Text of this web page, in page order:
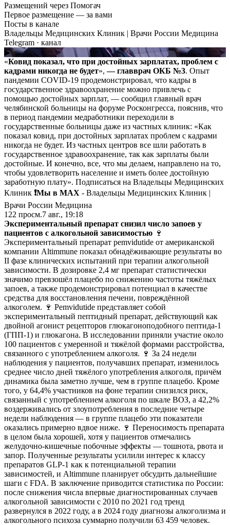
Размещений через Помогач
Первое размещение — за вами
Посты в канале
Владельцы Медицинских Клиник | Врачи России Медицина
Telegram · канал
▶
«Ковид показал, что при достойных зарплатах, проблем с
кадрами никогда не будет»,— главврач ОКБ №3. Опыт
пандемии COVID-19 продемонстрировал, что кадры в
государственное здравоохранение можно привлечь с
помощью достойных зарплат, — сообщил главный врач
челябинской больницы на форуме Росконгресса, пояснив, что
в период пандемии медработники переходили в
государственные больницы даже из частных клиник: «Как
показал ковид, при достойных зарплатах проблем с кадрами
никогда не будет. Из частных центров все шли работать в
государственное здравоохранение, так как зарплаты были
достойные. И конечно, все, что мы делаем, направлено на то,
чтобы удовлетворить население и иметь более достойную
заработную плату». Подписаться на Владельцы Медицинских
Клиник ❗️Мы в MAX - Владельцы Медицинских Клиник |
Врачи России Медицина
122 просм.7 авг., 19:18
Экспериментальный препарат снизил число запоев у
пациентов с алкогольной зависимостью 🍷
Экспериментальный препарат pemvidutide от американской
компании Altimmune показал обнадёживающие результаты во
II фазе клинических испытаний при терапии алкогольной
зависимости. В дозировке 2,4 мг препарат статистически
значимо превзошёл плацебо по снижению частоты тяжёлых
запоев, а также продемонстрировал потенциал в качестве
средства для восстановления печени, повреждённой
алкоголем. 🍷 Pemvidutide представляет собой
экспериментальный пептидный препарат, действующий как
двойной агонист рецепторов глюкагоноподобного пептида-1
(ГПП-1) и глюкагона. В исследовании приняли участие около
100 пациентов с умеренной и тяжёлой формами расстройства,
связанного с употреблением алкоголя. 🍷 За 24 недели
наблюдения у пациентов, получавших препарат, изменилось
среднее число дней тяжёлого употребления алкоголя, причём
динамика была заметно лучше, чем в группе плацебо. Кроме
того, у 64,4% участников на фоне терапии снизился риск,
связанный с употреблением алкоголя по шкале ВОЗ, а 42,2%
воздерживались от злоупотребления в последние четыре
недели наблюдения — в группе плацебо эти показатели
оказались примерно вдвое ниже. 🍷 Переносимость препарата
в целом была хорошей, хотя у пациентов отмечались
желудочно-кишечные побочные эффекты — тошнота, рвота и
запор. Полученные результаты усилили интерес к классу
препаратов GLP-1 как к потенциальной терапии
зависимостей, и Altimmune планирует обсудить дальнейшие
шаги с FDA. В заключение приводится статистика по России:
после снижения числа впервые диагностированных случаев
алкогольной зависимости с 2010 по 2021 год тренд
развернулся в 2022 году, а в 2024 году диагнозы алкоголизма и
алкогольного психоза суммарно получили 63 459 человек.